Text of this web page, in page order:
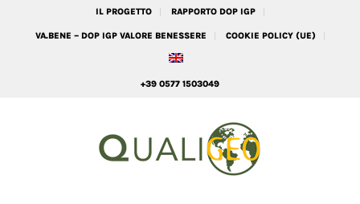
IL PROGETTO RAPPORTO DOP IGP
VA.BENE – DOP IGP VALORE BENESSERE COOKIE POLICY (UE)
+39 0577 1503049